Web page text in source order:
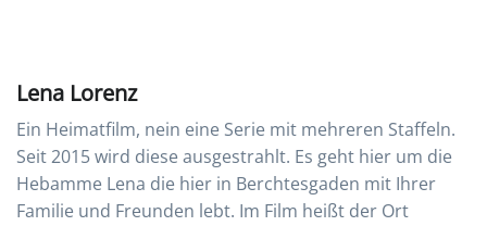
Lena Lorenz
Ein Heimatfilm, nein eine Serie mit mehreren Staffeln.
Seit 2015 wird diese ausgestrahlt. Es geht hier um die
Hebamme Lena die hier in Berchtesgaden mit Ihrer
Familie und Freunden lebt. Im Film heißt der Ort